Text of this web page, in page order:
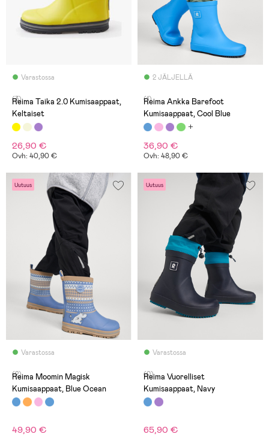
Varastossa
(3)
Reima Taika 2.0 Kumisaappaat,
Keltaiset
26,90 €
Ovh: 40,90 €
2 JÄLJELLÄ
(1)
Reima Ankka Barefoot
Kumisaappaat, Cool Blue
36,90 €
Ovh: 48,90 €
Uutuus
Varastossa
(2)
Reima Moomin Magisk
Kumisaappaat, Blue Ocean
49,90 €
Uutuus
Varastossa
(0)
Reima Vuorelliset
Kumisaappaat, Navy
65,90 €